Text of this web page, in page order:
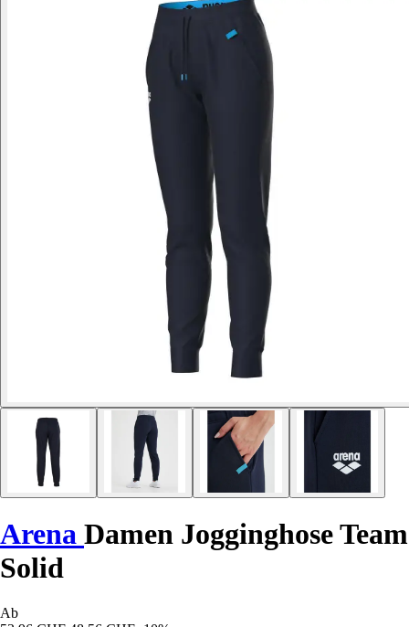
Arena Damen Jogginghose Team
Solid
Ab